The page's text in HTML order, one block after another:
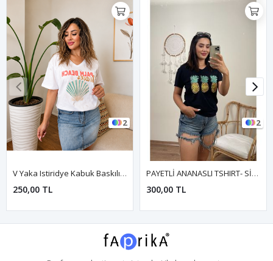
2
V Yaka Istiridye Kabuk Baskılı Kadın Tişört-Beyaz
250,00 TL
2
PAYETLİ ANANASLI TSHIRT- SİYAH
300,00 TL